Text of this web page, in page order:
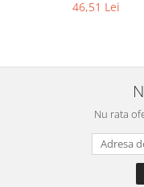
46,51 Lei
Nu rata